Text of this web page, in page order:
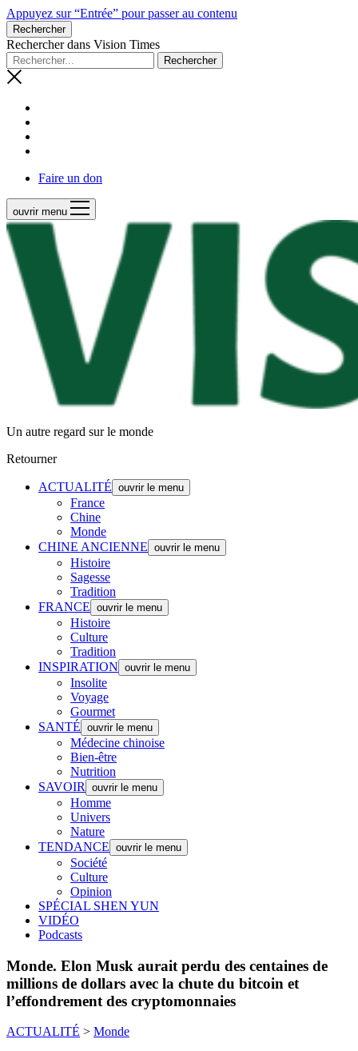
Appuyez sur “Entrée” pour passer au contenu
Rechercher
Rechercher dans Vision Times
Faire un don
ouvrir menu
Un autre regard sur le monde
Retourner
ACTUALITÉ ouvrir le menu
France
Chine
Monde
CHINE ANCIENNE ouvrir le menu
Histoire
Sagesse
Tradition
FRANCE ouvrir le menu
Histoire
Culture
Tradition
INSPIRATION ouvrir le menu
Insolite
Voyage
Gourmet
SANTÉ ouvrir le menu
Médecine chinoise
Bien-être
Nutrition
SAVOIR
ouvrir le menu
Homme
Univers
Nature
TENDANCE ouvrir le menu
Société
Culture
Opinion
SPÉCIAL SHEN YUN
VIDÉO
Podcasts
Monde. Elon Musk aurait perdu des centaines de
millions de dollars avec la chute du bitcoin et
l’effondrement des cryptomonnaies
ACTUALITÉ > Monde